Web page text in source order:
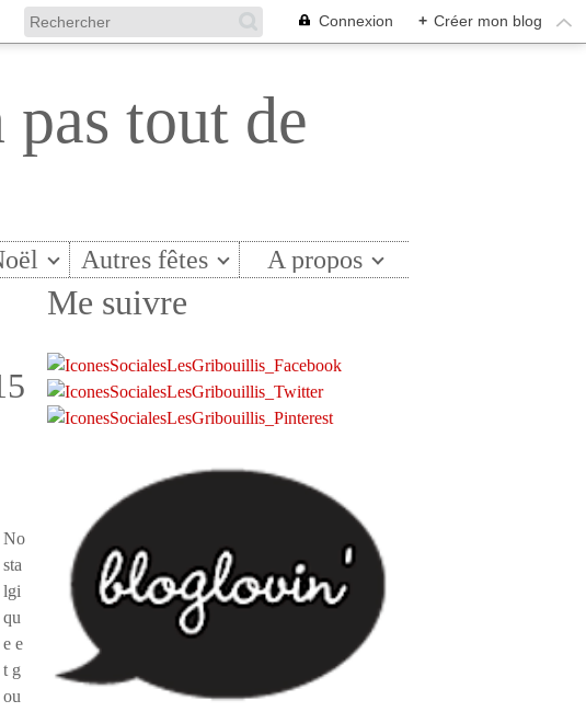
Connexion + Créer mon blog
tout de
Autres fêtes A propos
No
sta
lgi
qu
e e
t g
ou
Me suivre